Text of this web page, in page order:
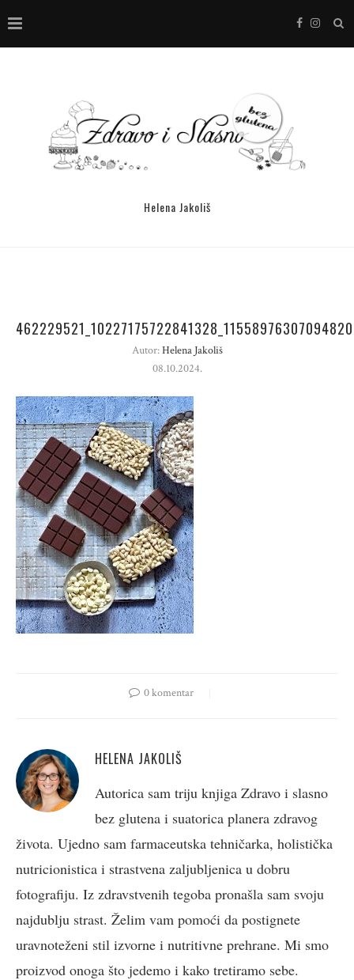
Helena Jakoliš
Autor:Helena Jakoliš
08.10.2024.
0 komentar
HELENA JAKOLIŠ
Autorica sam triju knjiga Zdravo i slasno
bez glutena i suatorica planera zdravog
života. Ujedno sam farmaceutska tehničarka, holistička
nutricionistica i strastvena zaljubljenica u dobru
fotografiju. Iz zdravstvenih tegoba pronašla sam svoju
najdublju strast. Želim vam pomoći da postignete
uravnoteženi stil izvorne i nutritivne prehrane. Mi smo
proizvod onoga što jedemo i kako tretiramo sebe.